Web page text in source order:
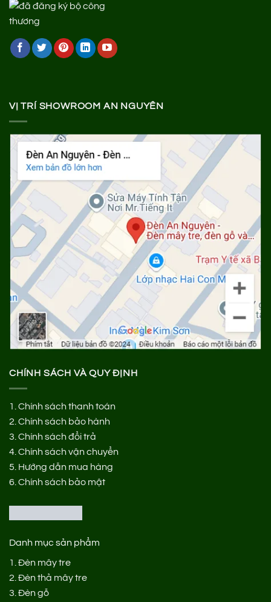
VỊ TRÍ SHOWROOM AN NGUYÊN
CHÍNH SÁCH VÀ QUY ĐỊNH
1. Chính sách thanh toán
2. Chính sách bảo hành
3. Chính sách đổi trả
4. Chính sách vận chuyển
5. Hướng dẫn mua hàng
6. Chính sách bảo mật
Danh mục sản phẩm
1. Đèn mây tre
2. Đèn thả mây tre
3. Đèn gỗ